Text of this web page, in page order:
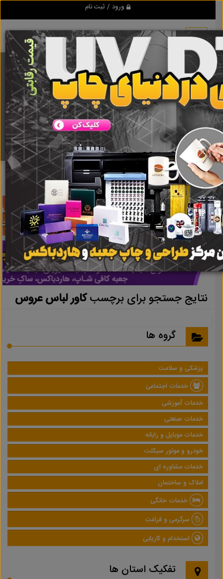
ورود / ثبت نام
برنامه اندروید تبلیغ شو
مرجع نیازمندیها و تبلیغات اینترنتی
دانلود
تبلیغ شو کاور لباس عروس نتایج جستجو برای برچسبکاور لباس عروس
نتایج جستجو برای برچسبکاور لباس عروس
گروه ها
پزشکی و سلامت
خدمات اجتماعی
خدمات آموزشی
خدمات صنعتی
خدمات موبایل و رایانه
خودرو و موتور سیکلت
خدمات مشاوره ای
املاک و ساختمان
خدمات خانگی
سرگرمی و فراغت
استخدام و کاریابی
تفکیک استان ها